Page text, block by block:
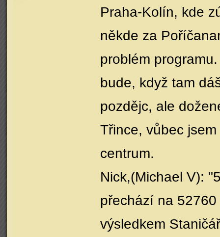
Praha-Kolín, kde
někde za
problém
bude, když tam
pozdějc, ale
Třince, vůbec
centrum.
Nick,(Michael V):
přechází na
výsledkem